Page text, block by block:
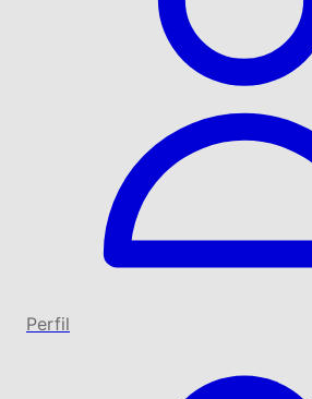
Perfil